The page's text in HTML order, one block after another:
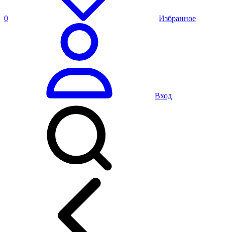
0 Избранное
Вход